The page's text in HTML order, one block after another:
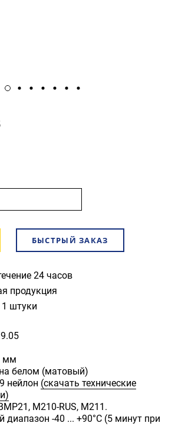
БЫСТРЫЙ ЗАКАЗ
24 часов
продукция
штуки
мм
белом (матовый)
нейлон (скачать технические
M210-RUS, M211.
диапазон -40 ... +90°С (5 минут при